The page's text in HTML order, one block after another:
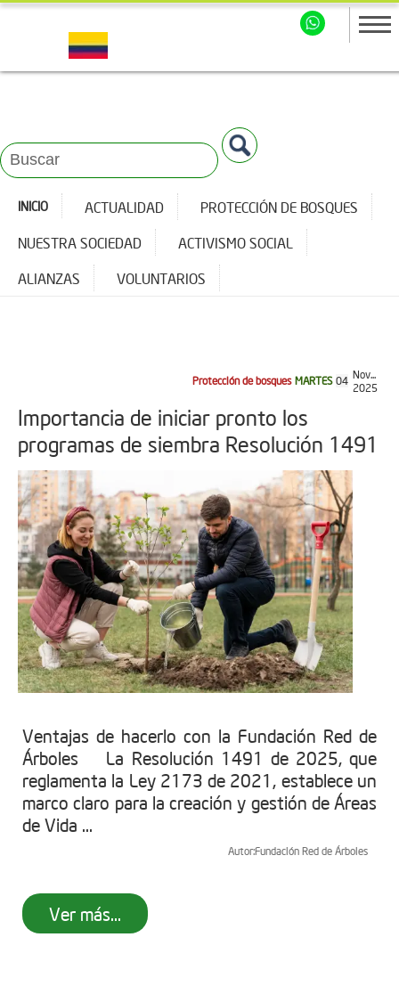
INICIO ACTUALIDAD
PROTECCIÓN DE BOSQUES
NUESTRA SOCIEDAD
ACTIVISMO SOCIAL
ALIANZAS
VOLUNTARIOS
Protección de bosques MARTES 04 Nov...
2025
Importancia de iniciar pronto los
programas de siembra Resolución 1491
Ventajas de hacerlo con la Fundación Red de
Árboles La Resolución 1491 de 2025, que
reglamenta la Ley 2173 de 2021, establece un
marco claro para la creación y gestión de Áreas
de Vida ...
Autor:Fundación Red de Árboles
Ver más...